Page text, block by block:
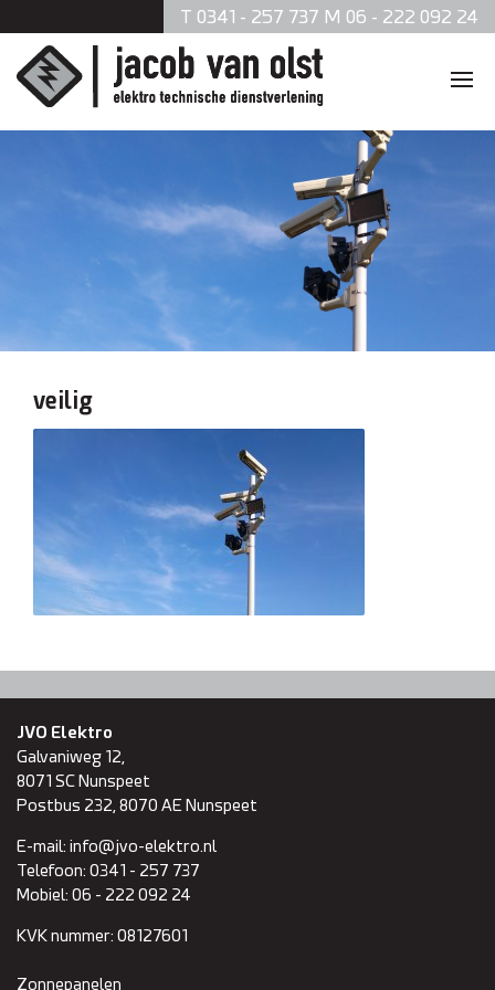
T 0341 - 257 737 M 06 - 222 092 24
Zonnepanelen
Beveiliging
Domotica
Inspectie en onderhoud
Zonnepanelen
Referenties
Contact
veilig
JVO Elektro
Galvaniweg 12,
8071 SCNunspeet
Postbus 232, 8070 AE Nunspeet
E-mail: info@jvo-elektro.nl
Telefoon: 0341 - 257 737
Mobiel: 06 - 222 092 24
KVK nummer: 08127601
Zonnepanelen